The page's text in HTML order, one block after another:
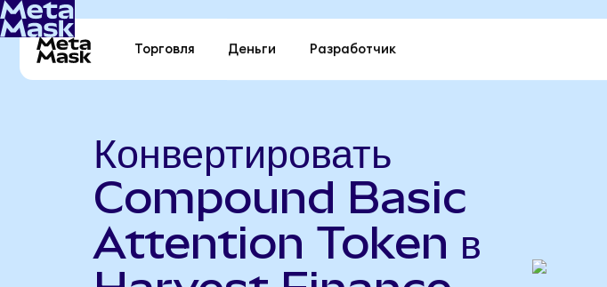
Торговля Деньги Разработчик
Конвертировать
Compound Basic
Attention Token в